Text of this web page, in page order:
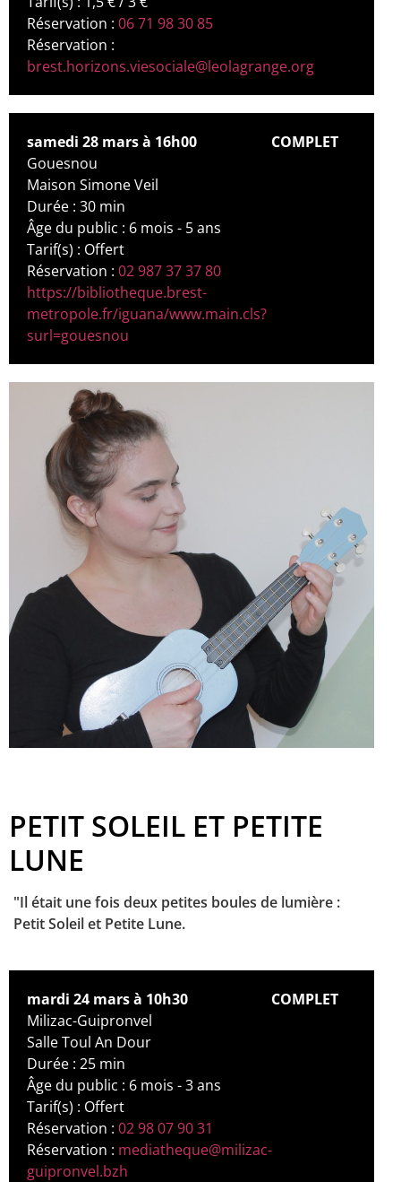
Réservation : 06 71 98 30 85
Réservation :
brest.horizons.viesociale@leolagrange.org
samedi 28 mars à 16h00
COMPLET
Gouesnou
Maison Simone Veil
Durée : 30 min
Âge du public : 6 mois - 5 ans
Tarif(s) : Offert
Réservation : 02 987 37 37 80
https://bibliotheque.brest-
metropole.fr/iguana/www.main.cls?
surl=gouesnou
PETIT SOLEIL ET PETITE
LUNE
"Il était une fois deux petites boules de lumière :
Petit Soleil et Petite Lune.
mardi 24 mars à 10h30
COMPLET
Milizac-Guipronvel
Salle Toul An Dour
Durée : 25 min
Âge du public : 6 mois - 3 ans
Tarif(s) : Offert
Réservation : 02 98 07 90 31
Réservation : mediatheque@milizac-
guipronvel.bzh